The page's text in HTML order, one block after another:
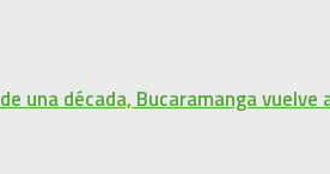
una década, Bucaramanga